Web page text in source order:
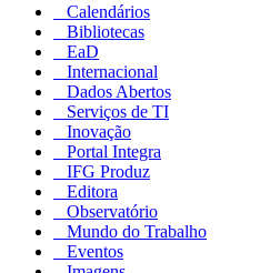
Calendários
Bibliotecas
EaD
Internacional
Dados Abertos
Serviços de TI
Inovação
Portal Integra
IFG Produz
Editora
Observatório
Mundo do Trabalho
Eventos